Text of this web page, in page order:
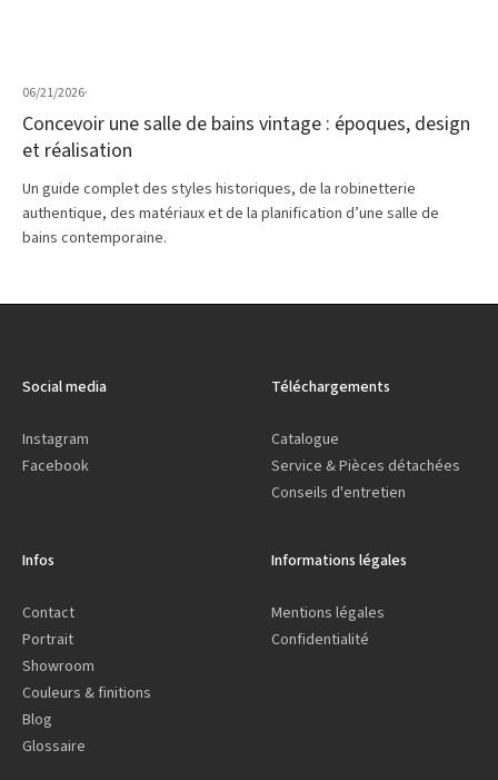
06/21/2026·
Concevoir une salle de bains vintage : époques, design
et réalisation
Un guide complet des styles historiques, de la robinetterie
authentique, des matériaux et de la planification d’une salle de
bains contemporaine.
Social media
Instagram
Facebook
Téléchargements
Catalogue
Service & Pièces détachées
Conseils d'entretien
Infos
Contact
Portrait
Showroom
Couleurs & finitions
Blog
Glossaire
Informations légales
Mentions légales
Confidentialité